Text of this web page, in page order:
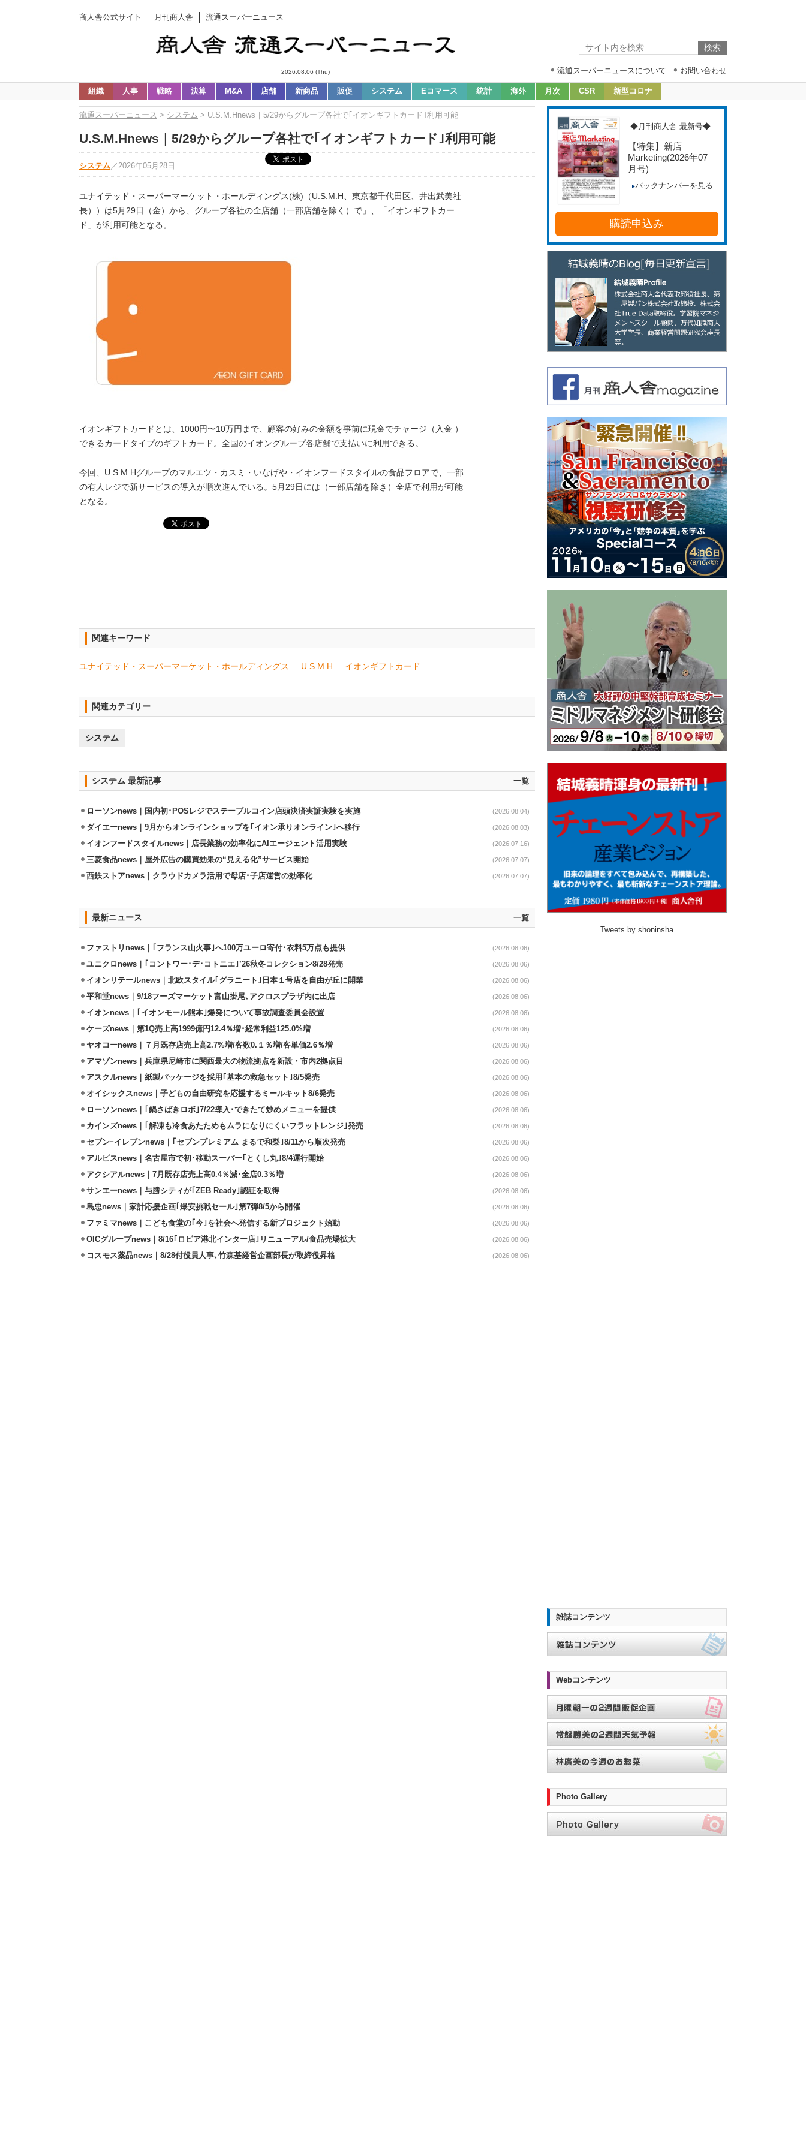
商人舎公式サイト 月刊商人舎 流通スーパーニュース
2026.08.06 (Thu) 流通スーパーニュースについて お問い合わせ
組織 人事 戦略 決算 M&A 店舗 新商品 販促 システム Eコマース 統計 海外 月次 CSR 新型コロナ
流通スーパーニュース > システム > U.S.M.Hnews｜5/29からグループ各社で｢イオンギフトカード｣利用可能
U.S.M.Hnews｜5/29からグループ各社で｢イオンギフトカード｣利用可能
システム ／ 2026年05月28日
ユナイテッド・スーパーマーケット・ホールディングス(株)（U.S.M.H、東京都千代田区、井出武美社
長））は5月29日（金）から、グループ各社の全店舗（一部店舗を除く）で」、「イオンギフトカー
ド」が利用可能となる。
イオンギフトカードとは、1000円〜10万円まで、顧客の好みの金額を事前に現金でチャージ（入金 ）
できるカードタイプのギフトカード。全国のイオングループ各店舗で支払いに利用できる。
今回、U.S.M.Hグループのマルエツ・カスミ・いなげや・イオンフードスタイルの食品フロアで、一部
の有人レジで新サービスの導入が順次進んでいる。5月29日には（一部店舗を除き）全店で利用が可能
となる。
関連キーワード
ユナイテッド・スーパーマーケット・ホールディングス U.S.M.H イオンギフトカード
関連カテゴリー
システム
システム 最新記事 一覧
ローソンnews｜国内初･POSレジでステーブルコイン店頭決済実証実験を実施 (2026.08.04)
ダイエーnews｜9月からオンラインショップを｢イオン承りオンライン｣へ移行 (2026.08.03)
イオンフードスタイルnews｜店長業務の効率化にAIエージェント活用実験 (2026.07.16)
三菱食品news｜屋外広告の購買効果の“見える化”サービス開始 (2026.07.07)
西鉄ストアnews｜クラウドカメラ活用で母店･子店運営の効率化 (2026.07.07)
最新ニュース 一覧
ファストリnews｜｢フランス山火事｣へ100万ユーロ寄付･衣料5万点も提供 (2026.08.06)
ユニクロnews｜｢コントワー･デ･コトニエ｣’26秋冬コレクション8/28発売 (2026.08.06)
イオンリテールnews｜北欧スタイル｢グラニート｣日本１号店を自由が丘に開業 (2026.08.06)
平和堂news｜9/18フーズマーケット富山掛尾､アクロスプラザ内に出店 (2026.08.06)
イオンnews｜｢イオンモール熊本｣爆発について事故調査委員会設置 (2026.08.06)
ケーズnews｜第1Q売上高1999億円12.4％増･経常利益125.0%増 (2026.08.06)
ヤオコーnews｜７月既存店売上高2.7%増/客数0.１％増/客単価2.6％増 (2026.08.06)
アマゾンnews｜兵庫県尼崎市に関西最大の物流拠点を新設・市内2拠点目 (2026.08.06)
アスクルnews｜紙製パッケージを採用｢基本の救急セット｣8/5発売 (2026.08.06)
オイシックスnews｜子どもの自由研究を応援するミールキット8/6発売 (2026.08.06)
ローソンnews｜｢鍋さばきロボ｣7/22導入･できたて炒めメニューを提供 (2026.08.06)
カインズnews｜｢解凍も冷食あたためもムラになりにくいフラットレンジ｣発売 (2026.08.06)
セブンｰイレブンnews｜｢セブンプレミアム まるで和梨｣8/11から順次発売 (2026.08.06)
アルビスnews｜名古屋市で初･移動スーパー｢とくし丸｣8/4運行開始 (2026.08.06)
アクシアルnews｜7月既存店売上高0.4％減･全店0.3％増 (2026.08.06)
サンエーnews｜与勝シティが｢ZEB Ready｣認証を取得 (2026.08.06)
島忠news｜家計応援企画｢爆安挑戦セール｣第7弾8/5から開催 (2026.08.06)
ファミマnews｜こども食堂の｢今｣を社会へ発信する新プロジェクト始動 (2026.08.06)
OICグループnews｜8/16｢ロピア港北インター店｣リニューアル/食品売場拡大 (2026.08.06)
コスモス薬品news｜8/28付役員人事､竹森基経営企画部長が取締役昇格 (2026.08.06)
◆月刊商人舎 最新号◆
【特集】新店
Marketing(2026年07
月号)
バックナンバーを見る
購読申込み
Tweets by shoninsha
雑誌コンテンツ
Webコンテンツ
Photo Gallery